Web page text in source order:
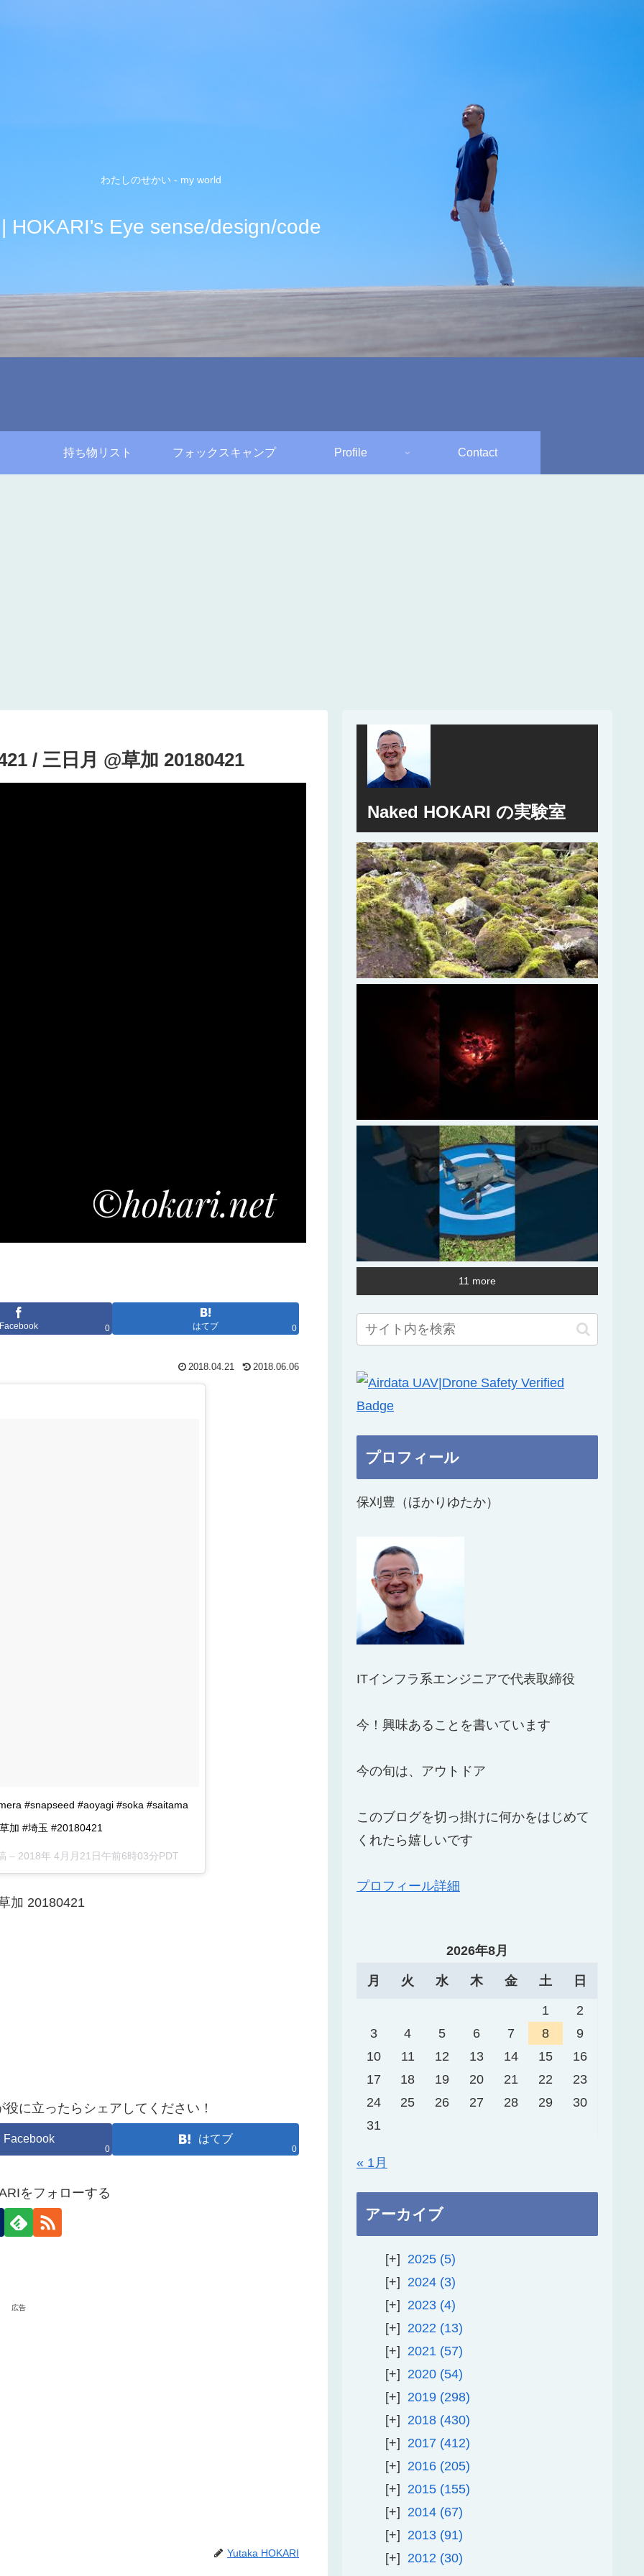
わたしのせかい - my world
| HOKARI's Eye sense/design/code
持ち物リスト フォックスキャンプ Profile Contact
/ 三日月 @草加 20180421
Facebook 0 はてブ 0
2018.04.21 2018.06.06
#snapseed #aoyagi #soka #saitama
加 #埼玉 #20180421
– 2018年 4月月21日午前6時03分PDT
加 20180421
に立ったらシェアしてください！
Facebook
0
はてブ
0
をフォローする
広告
Yutaka HOKARI
Naked HOKARI の実験室
11 more
プロフィール
保刈豊（ほかりゆたか）
ITインフラ系エンジニアで代表取締役
今！興味あることを書いています
今の旬は、アウトドア
このブログを切っ掛けに何かをはじめて
くれたら嬉しいです
プロフィール詳細
2026年8月
月 火 水 木 金 土 日
1
2
3
4 5 6 7 8
9
10
11 12 13 14 15
16
17
18 19 20 21 22
23
24
25 26 27 28 29
30
31
« 1月
アーカイブ
2025 5
2024 3
2023 4
2022
13
2021
57
2020 54
2019 298
2018 430
2017 412
2016 205
2015 155
2014 67
2013 91
2012
30